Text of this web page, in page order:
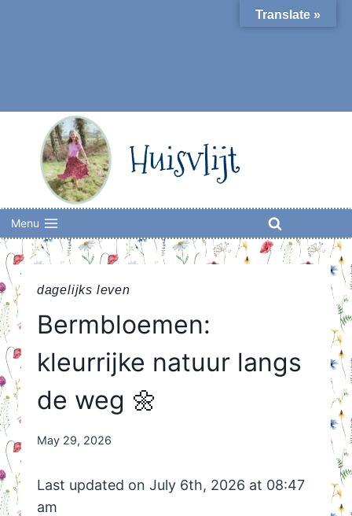
Huisvlijt
Menu
dagelijks leven
Bermbloemen:
kleurrijke natuur langs
de weg 🌼
By
May 29, 2026
Last updated on July 6th, 2026 at 08:47
am
Translate »